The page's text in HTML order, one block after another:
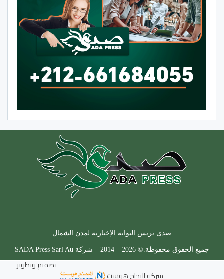
صدى بريس البوابة الإخبارية لمدن الشمال
جميع الحقوق محفوظة.© 2026 – 2014 – شركة SADA Press Sarl Au
تصميم وتطوير
شركةالنجاح هوست